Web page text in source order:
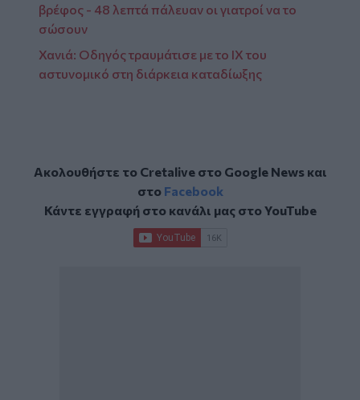
βρέφος - 48 λεπτά πάλευαν οι γιατροί να το
σώσουν
Χανιά: Οδηγός τραυμάτισε με το ΙΧ του
αστυνομικό στη διάρκεια καταδίωξης
Ακολουθήστε το Cretalive στο Google Newsκαι
στο Facebook
Κάντε εγγραφή στο κανάλι μας στοYouTube